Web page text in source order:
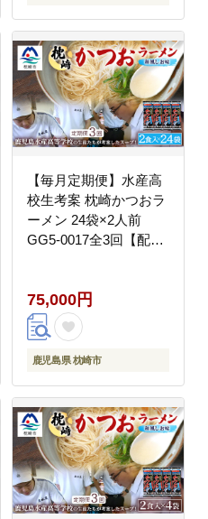
【毎月定期便】水産高
校生考案 枕崎かつおラ
ーメン 24袋×2人前
GG5-0017全3回【配送
75,000円
鹿児島県 枕崎市